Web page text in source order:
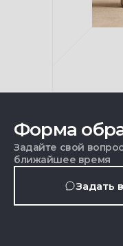
Форма
Задайте свой
ближайшее время
Задать